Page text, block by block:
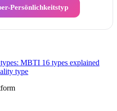
Persönlichkeitstyp
MBTI 16 types explained
type